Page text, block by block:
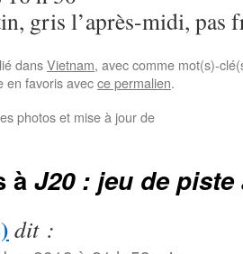
gris l’après-midi, pas
dansVietnam, avec comme mot(s)-
en favoris avecce permalien.
photos et mise à jour de
à J20 : jeu de
dit :